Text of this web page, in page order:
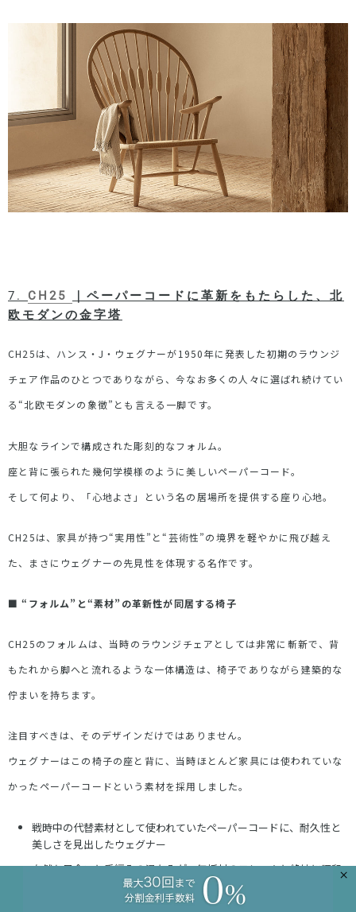
7. CH25
｜ペーパーコードに革新をもたらした、北
欧モダンの金字塔
CH25は、ハンス・J ・ウェグナーが1950年に発表した初期のラウンジ
チェア作品のひとつでありながら、今なお多くの人々に選ばれ続けてい
る“北欧モダンの象徴” とも言える一脚です。
大胆なラインで構成された彫刻的なフォルム。
座と背に張られた幾何学模様のように美しいペーパーコード。
そして何より、「心地よさ」という名の居場所を提供する座り心地。
CH25は、家具が持つ“実用性” と“芸術性”の境界を軽やかに飛び越え
た、まさにウェグナーの先見性を体現する名作です。
■ “ フォルム” と“素材” の革新性が同居する椅子
CH25のフォルムは、当時のラウンジチェアとしては非常に斬新で、背
もたれから脚へと流れるような一体構造は、椅子でありながら建築的な
佇まいを持ちます。
注目すべきは、そのデザインだけではありません。
ウェグナーはこの椅子の座と背に、当時ほとんど家具には使われていな
かったペーパーコードという素材を採用しました。
戦時中の代替素材として使われていたペーパーコードに、耐久性と
美しさを見出したウェグナー
自然な風合いと手編みの温かみが、無垢材のフレームと絶妙に調和
通気性も高く、長時間座っても快適
×